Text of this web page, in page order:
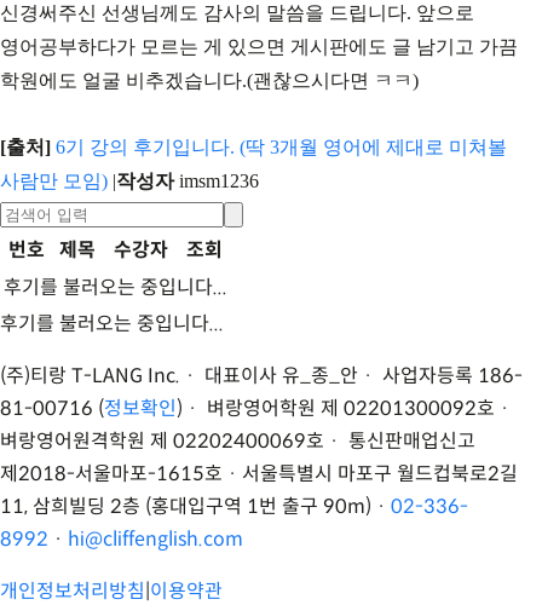
신경써주신 선생님께도 감사의 말씀을 드립니다. 앞으로
영어공부하다가 모르는 게 있으면 게시판에도 글 남기고 가끔
학원에도 얼굴 비추겠습니다.(괜찮으시다면 ㅋㅋ)
[출처] 6기 강의 후기입니다. (딱 3개월 영어에 제대로 미쳐볼
사람만 모임) |작성자imsm1236
번호 제목 수강자
조회
후기를 불러오는 중입니다...
후기를 불러오는 중입니다...
(주)티랑 T-LANG Inc. · 대표이사 유_종_안 · 사업자등록 186-
81-00716 (정보확인) · 벼랑영어학원 제 02201300092호 ·
벼랑영어원격학원 제 02202400069호 · 통신판매업신고
제2018-서울마포-1615호 · 서울특별시 마포구 월드컵북로2길
11, 삼희빌딩 2층 (홍대입구역 1번 출구 90m) · 02-336-
8992 · hi@cliffenglish.com
개인정보처리방침 이용약관